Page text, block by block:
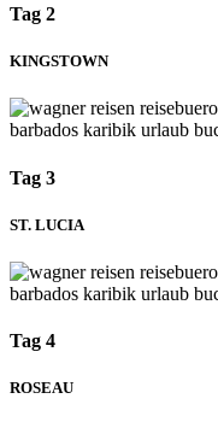
Tag 2
KINGSTOWN
Tag 3
ST. LUCIA
Tag 4
ROSEAU